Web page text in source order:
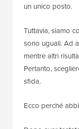
un unico posto.
Tuttavia, siamo
sono uguali. Ad
mentre altri
Pertanto,
sfida.
Ecco perché